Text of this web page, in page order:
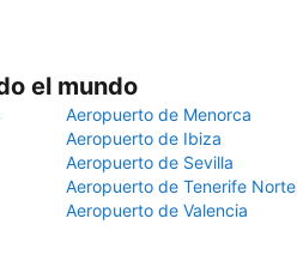
el mundo
Aeropuerto de Menorca
Aeropuerto de Ibiza
Aeropuerto de Sevilla
Aeropuerto de Tenerife Norte
Aeropuerto de Valencia